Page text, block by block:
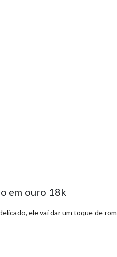
em ouro 18k
ele vai dar um toque de